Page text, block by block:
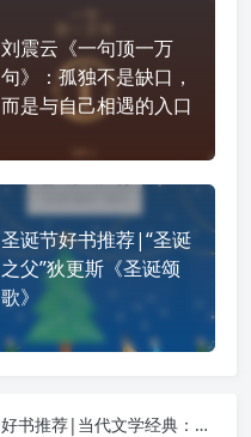
刘震云《一句顶一万
句》：孤独不是缺口，
而是与自己相遇的入口
圣诞节好书推荐|“圣诞
之父”狄更斯《圣诞颂
歌》
好书推荐|当代文学经典：《牧羊少年奇幻之旅》